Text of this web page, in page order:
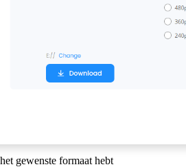
gewenste formaat hebt